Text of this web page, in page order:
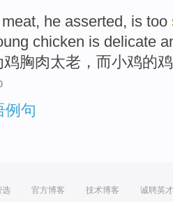
meat, he asserted , is too
chicken is delicate
鸡胸肉太老， 而小鸡的
例句
选 官方博客 技术博客 诚聘英才